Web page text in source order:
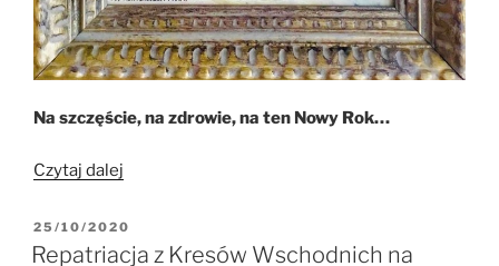
Na szczęście, na zdrowie, na ten Nowy Rok…
Czytaj dalej
Jazłowca
na
OPUBLIKOWANE
W
25/10/2020
Repatriacja z Kresów Wschodnich na